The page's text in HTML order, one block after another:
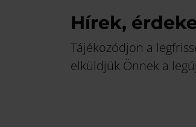
Hírek,
Tájékozódjon a
elküldjük Önnek a